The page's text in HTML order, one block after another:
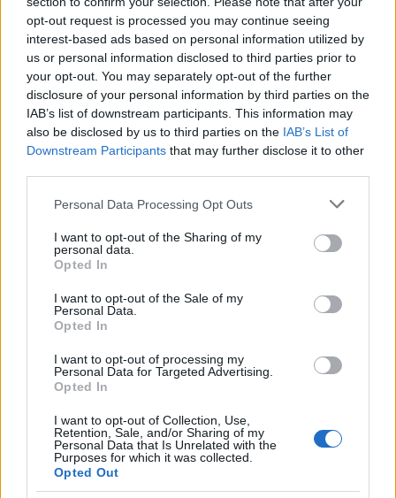
opt-out request is processed you may continue seeing
interest-based ads based on personal information utilized by
us or personal information disclosed to third parties prior to
your opt-out. You may separately opt-out of the further
disclosure of your personal information by third parties on the
IAB’s list of downstream participants. This information may
also be disclosed by us to third parties on the IAB’s List of
Downstream Participants that may further disclose it to other
Please note that this website/app uses one or more Google
not limited to your visit or usage behaviour. You may click to
grant or deny consent to Google and its third-party tags to
use your data for below specified purposes in below Google
consent section.
Personal Data Processing Opt Outs
I want to opt-out of the Sharing of my
personal data.
Opted In
I want to opt-out of the Sale of my
Personal Data.
Opted In
I want to opt-out of processing my
Personal Data for Targeted Advertising.
Opted In
I want to opt-out of Collection, Use,
Retention, Sale, and/or Sharing of my
Personal Data that Is Unrelated with the
Purposes for which it was collected.
Opted Out
Continua a leggere
LIFESTYLE